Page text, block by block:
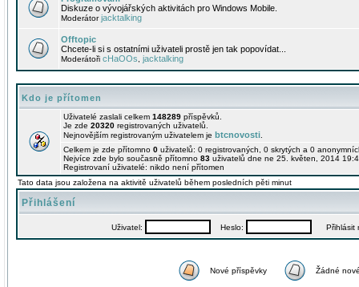
Diskuze o vývojářských aktivitách pro Windows Mobile.
Moderátorjacktalking
Offtopic
Chcete-li si s ostatními uživateli prostě jen tak popovídat...
Moderátoři cHaOOs jacktalking
Kdo je přítomen
Uživatelé zaslali celkem 148289 příspěvků.
Je zde 20320 registrovaných uživatelů.
Nejnovějším registrovaným uživatelem je btcnovosti
Celkem je zde přítomno 0 uživatelů: 0 registrovaných, 0 skrytých a 0
Nejvíce zde bylo současně přítomno 83 uživatelů dne ne 25. květen, 2014
Registrovaní uživatelé: nikdo není přítomen
Tato data jsou založena na aktivitě uživatelů během posledních pěti minut
Přihlášení
Uživatel: Heslo: Přihlásit
Nové příspěvky Žádné